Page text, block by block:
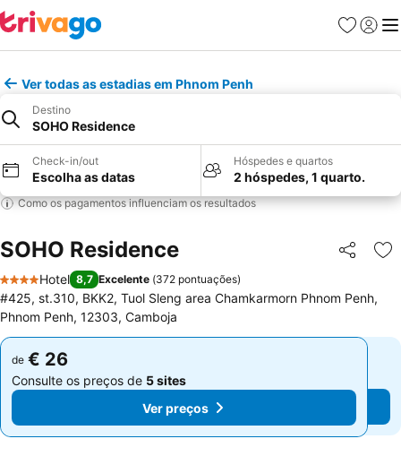
Favoritos
Iniciar
Ver todas as estadias em Phnom Penh
Destino
SOHO Residence
Check-in/out
Escolha as datas
Hóspedes e quartos
2 hóspedes, 1 quarto.
Como os pagamentos influenciam os resultados
SOHO Residence Partilhar
4 Estrelas
Hotel 8,7 Excelente (372 pontuações)
#425, st.310, BKK2, Tuol Sleng area Chamkarmorn Phnom Penh,
Phnom Penh, 12303, Camboja
de € 26
Consulte os preços de 5 sites
Ver preços
de € 26
Consulte os preços de 5 sites
Ver preços